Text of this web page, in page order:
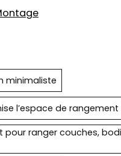
minimaliste
l’espace de rangement
pour ranger couches,